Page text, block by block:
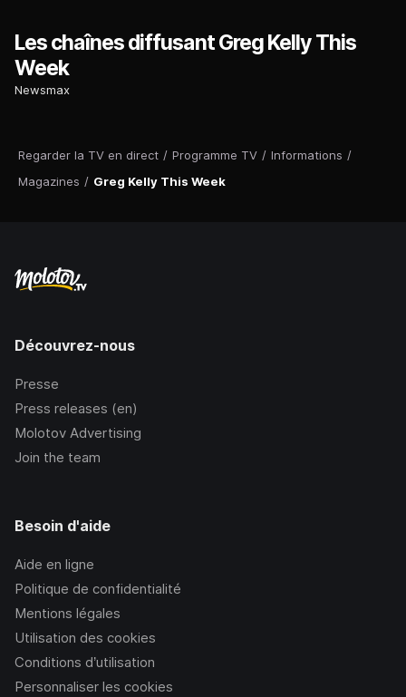
Regarder la TV en direct / Programme TV / Informations /
Magazines / Greg Kelly This Week
Les chaînes diffusant Greg Kelly This
Week
Newsmax
Découvrez-nous
Presse
Press releases (en)
Molotov Advertising
Join the team
Besoin d'aide
Aide en ligne
Politique de confidentialité
Mentions légales
Utilisation des cookies
Conditions d’utilisation
Personnaliser les cookies